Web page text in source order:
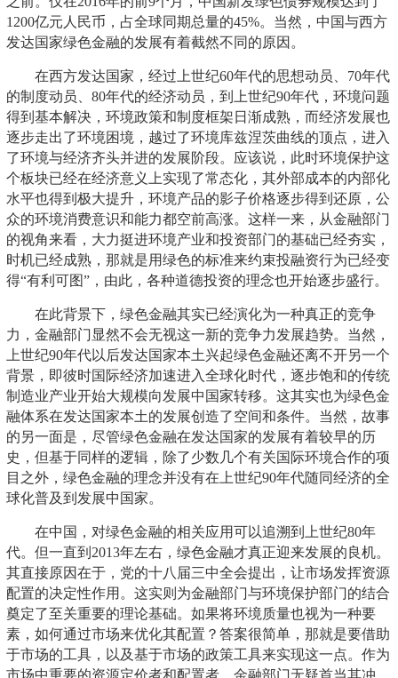
1200亿元人民币，占全球同期总量的45%。当然，中国与西方
发达国家绿色金融的发展有着截然不同的原因。
在西方发达国家，经过上世纪60年代的思想动员、70年代
的制度动员、80年代的经济动员，到上世纪90年代，环境问题
得到基本解决，环境政策和制度框架日渐成熟，而经济发展也
逐步走出了环境困境，越过了环境库兹涅茨曲线的顶点，进入
了环境与经济齐头并进的发展阶段。应该说，此时环境保护这
个板块已经在经济意义上实现了常态化，其外部成本的内部化
水平也得到极大提升，环境产品的影子价格逐步得到还原，公
众的环境消费意识和能力都空前高涨。这样一来，从金融部门
的视角来看，大力挺进环境产业和投资部门的基础已经夯实，
时机已经成熟，那就是用绿色的标准来约束投融资行为已经变
得“有利可图”，由此，各种道德投资的理念也开始逐步盛行。
在此背景下，绿色金融其实已经演化为一种真正的竞争
力，金融部门显然不会无视这一新的竞争力发展趋势。当然，
上世纪90年代以后发达国家本土兴起绿色金融还离不开另一个
背景，即彼时国际经济加速进入全球化时代，逐步饱和的传统
制造业产业开始大规模向发展中国家转移。这其实也为绿色金
融体系在发达国家本土的发展创造了空间和条件。当然，故事
的另一面是，尽管绿色金融在发达国家的发展有着较早的历
史，但基于同样的逻辑，除了少数几个有关国际环境合作的项
目之外，绿色金融的理念并没有在上世纪90年代随同经济的全
球化普及到发展中国家。
在中国，对绿色金融的相关应用可以追溯到上世纪80年
代。但一直到2013年左右，绿色金融才真正迎来发展的良机。
其直接原因在于，党的十八届三中全会提出，让市场发挥资源
配置的决定性作用。这实则为金融部门与环境保护部门的结合
奠定了至关重要的理论基础。如果将环境质量也视为一种要
素，如何通过市场来优化其配置？答案很简单，那就是要借助
于市场的工具，以及基于市场的政策工具来实现这一点。作为
市场中重要的资源定价者和配置者，金融部门无疑首当其冲。